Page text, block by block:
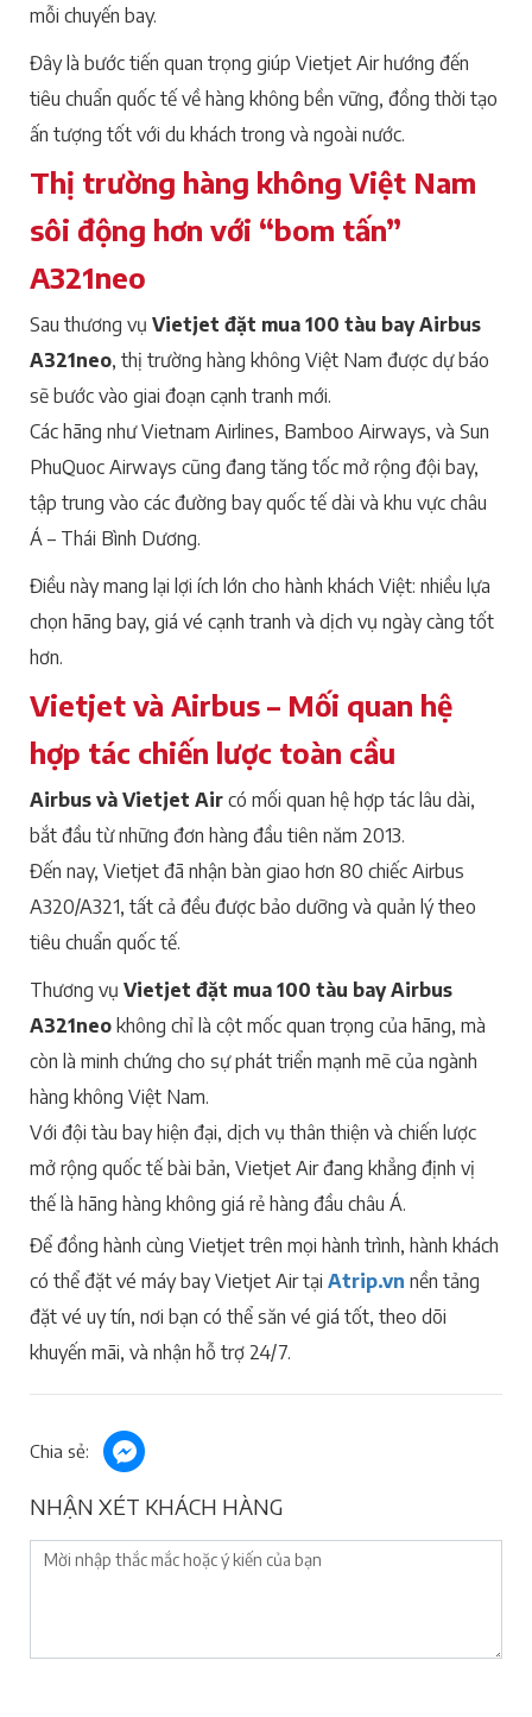
mỗi chuyến bay.
Đây là bước tiến quan trọng giúp Vietjet Air hướng đến
tiêu chuẩn quốc tế về hàng không bền vững, đồng thời tạo
ấn tượng tốt với du khách trong và ngoài nước.
Thị trường hàng không Việt Nam
sôi động hơn với “bom tấn”
A321neo
Sau thương vụ Vietjet đặt mua 100 tàu bay Airbus
A321neo, thị trường hàng không Việt Nam được dự báo
sẽ bước vào giai đoạn cạnh tranh mới.
Các hãng như Vietnam Airlines, Bamboo Airways, và Sun
PhuQuoc Airways cũng đang tăng tốc mở rộng đội bay,
tập trung vào các đường bay quốc tế dài và khu vực châu
Á – Thái Bình Dương.
Điều này mang lại lợi ích lớn cho hành khách Việt: nhiều lựa
chọn hãng bay, giá vé cạnh tranh và dịch vụ ngày càng tốt
hơn.
Vietjet và Airbus – Mối quan hệ
hợp tác chiến lược toàn cầu
Airbus và Vietjet Air có mối quan hệ hợp tác lâu dài,
bắt đầu từ những đơn hàng đầu tiên năm 2013.
Đến nay, Vietjet đã nhận bàn giao hơn 80 chiếc Airbus
A320/A321, tất cả đều được bảo dưỡng và quản lý theo
tiêu chuẩn quốc tế.
Thương vụ Vietjet đặt mua 100 tàu bay Airbus
A321neo không chỉ là cột mốc quan trọng của hãng, mà
còn là minh chứng cho sự phát triển mạnh mẽ của ngành
hàng không Việt Nam.
Với đội tàu bay hiện đại, dịch vụ thân thiện và chiến lược
mở rộng quốc tế bài bản, Vietjet Air đang khẳng định vị
thế là hãng hàng không giá rẻ hàng đầu châu Á.
Để đồng hành cùng Vietjet trên mọi hành trình, hành khách
có thể đặt vé máy bay Vietjet Air tại Atrip.vn nền tảng
đặt vé uy tín, nơi bạn có thể săn vé giá tốt, theo dõi
khuyến mãi, và nhận hỗ trợ 24/7.
Chia sẻ:
NHẬN XÉT KHÁCH HÀNG